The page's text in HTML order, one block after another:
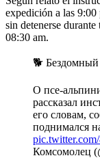
expedición a las 9:00
sin detenerse
08:30 am.
🐕 Бездомный
О псе-
рассказал
его словам,
поднимался
Комсомолец